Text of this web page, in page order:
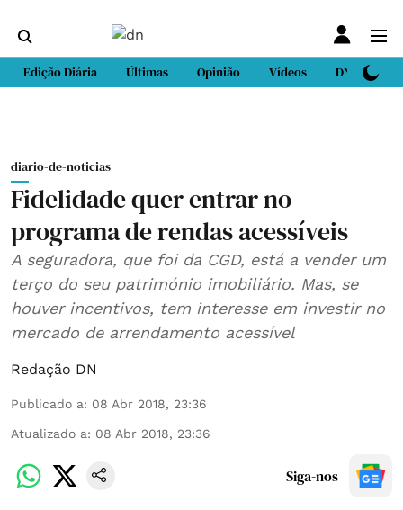
Edição Diária Últimas Opinião Vídeos DN Sport
diario-de-noticias
Fidelidade quer entrar no
programa de rendas acessíveis
A seguradora, que foi da CGD, está a vender um
terço do seu património imobiliário. Mas, se
houver incentivos, tem interesse em investir no
mercado de arrendamento acessível
Redação DN
Publicado a: 08 Abr 2018, 23:36
Atualizado a: 08 Abr 2018, 23:36
Siga-nos